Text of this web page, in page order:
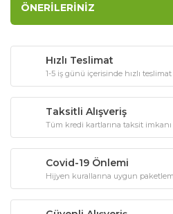
ÖNERILERINIZ
Hızlı Teslimat
1-5 iş günü içerisinde hızlı teslimat
Taksitli Alışveriş
Tüm kredi kartlarına taksit imkanı
Covid-19 Önlemi
Hijyen kurallarına uygun